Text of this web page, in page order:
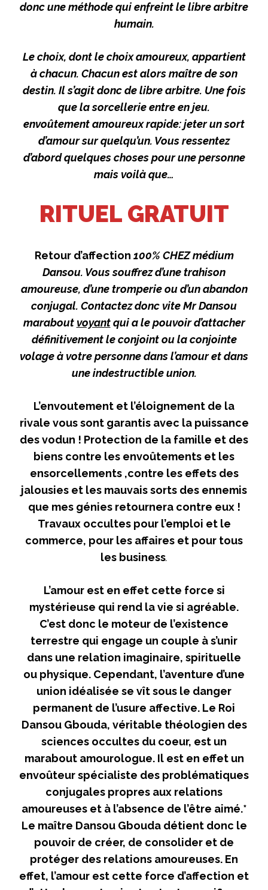
donc une méthode qui enfreint le libre arbitre
humain.
Le choix, dont le choix amoureux, appartient
à chacun. Chacun est alors maître de son
destin. Il s’agit donc de libre arbitre. Une fois
que la sorcellerie entre en jeu.
envoûtement amoureux rapide: jeter un sort
d’amour sur quelqu’un. Vous ressentez
d’abord quelques choses pour une personne
mais voilà que…
RITUEL GRATUIT
Retour d’affection 100% CHEZ médium
Dansou. Vous souffrez d’une trahison
amoureuse, d’une tromperie ou d’un abandon
conjugal. Contactez donc vite Mr Dansou
marabout voyantqui a le pouvoir d’attacher
définitivement le conjoint ou la conjointe
volage à votre personne dans l’amour et dans
une indestructible union.
L’envoutement et l’éloignement de la
rivale vous sont garantis avec la puissance
des vodun ! Protection de la famille et des
biens contre les envoûtements et les
ensorcellements ,contre les effets des
jalousies et les mauvais sorts des ennemis
que mes génies retournera contre eux !
Travaux occultes pour l’emploi et le
commerce, pour les affaires et pour tous
les business.
L’amour est en effet cette force si
mystérieuse qui rend la vie si agréable.
C’est donc le moteur de l’existence
terrestre qui engage un couple à s’unir
dans une relation imaginaire, spirituelle
ou physique. Cependant, l’aventure d’une
union idéalisée se vît sous le danger
permanent de l’usure affective. Le Roi
Dansou Gbouda, véritable théologien des
sciences occultes du coeur, est un
marabout amourologue. Il est en effet un
envoûteur spécialiste des problématiques
conjugales propres aux relations
amoureuses et à l’absence de l’être aimé.*
Le maître Dansou Gbouda détient donc le
pouvoir de créer, de consolider et de
protéger des relations amoureuses. En
effet, l’amour est cette force d’affection et